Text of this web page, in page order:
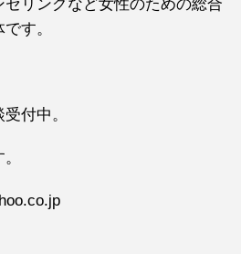
リングなど女性のための総合
す。
付中。